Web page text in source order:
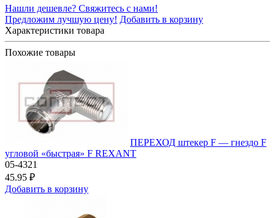
Нашли дешевле? Свяжитесь с нами!
Предложим лучшую цену! Добавить в корзину
Характеристики товара
Похожие товары
ПЕРЕХОД штекер F — гнездо F
угловой «быстрая» F REXANT
05-4321
45.95 ₽
Добавить в корзину